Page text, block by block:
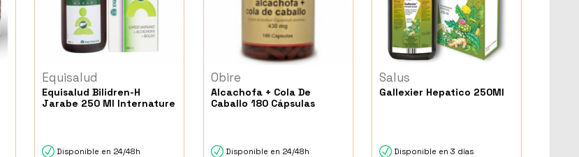
Equisalud
Equisalud Bilidren-H
Jarabe 250 Ml Internature
Disponible en 24/48h
Obire
Alcachofa + Cola De
Caballo 180 Cápsulas
Disponible en 24/48h
Salus
Gallexier Hepatico 250Ml
Disponible en 3 días